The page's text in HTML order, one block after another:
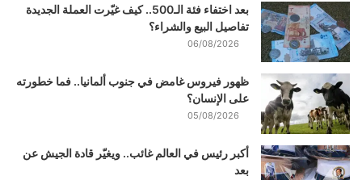
بعد اختفاء فئة الـ500.. كيف غيّرت العملة الجديدة
تفاصيل البيع والشراء؟
06/08/2026
ظهور فيروس غامض في جنوب ألمانيا.. فما خطورته
على الإنسان؟
05/08/2026
أكبر رئيس في العالم غائب.. ويغيّر قادة الجيش عن
بعد